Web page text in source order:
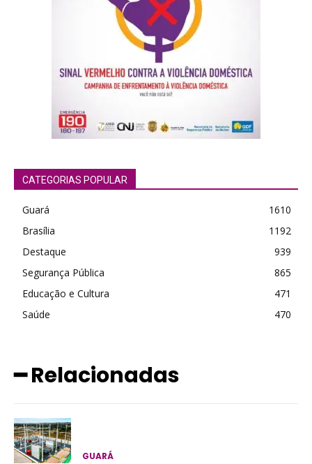
CATEGORIAS POPULAR
Guará
1610
Brasília
1192
Destaque
939
Segurança Pública
865
Educação e Cultura
471
Saúde
470
━ Relacionadas
GUARÁ